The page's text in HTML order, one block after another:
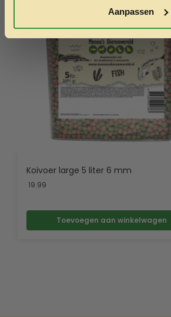
Aanpassen
Koivoer large 5 liter 6 mm
19.99
Toevoegen aan winkelwagen